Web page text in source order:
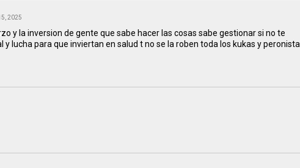
2025
y la inversion de gente que sabe hacer las cosas sabe gestionar si no te
y lucha para que inviertan en salud t no se la roben toda los kukas y peronista